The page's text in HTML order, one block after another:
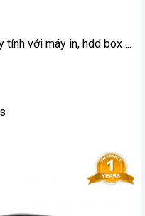
tính với máy in, hdd box ...